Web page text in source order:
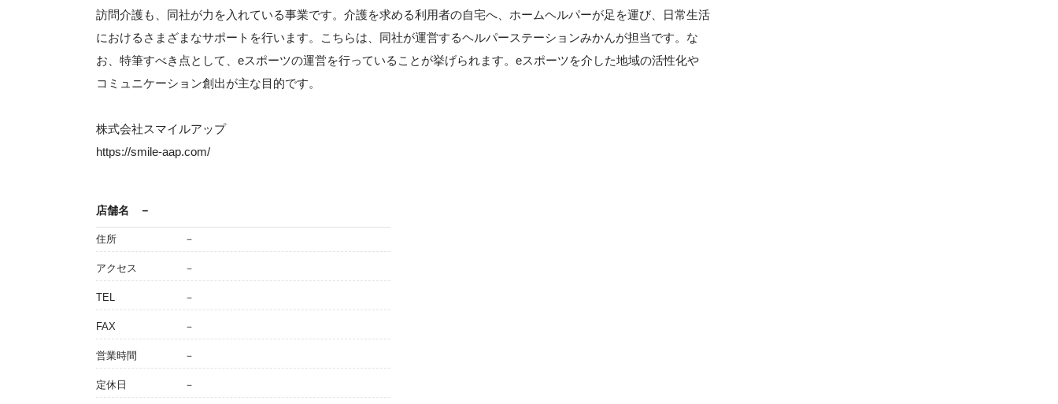
訪問介護も、同社が力を入れている事業です。介護を求める利用者の自宅へ、ホームヘルパーが足を運び、日常生活
におけるさまざまなサポートを行います。こちらは、同社が運営するヘルパーステーションみかんが担当です。な
お、特筆すべき点として、eスポーツの運営を行っていることが挙げられます。eスポーツを介した地域の活性化や
コミュニケーション創出が主な目的です。
株式会社スマイルアップ
https://smile-aap.com/
店舗名 －
住所 －
アクセス －
TEL －
FAX －
営業時間 －
定休日 －